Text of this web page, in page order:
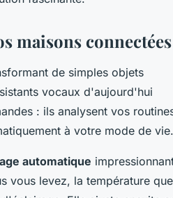
maisons connectées
de simples objets
vocaux d'aujourd'hui
: ils analysent vos
à votre mode de vie.
automatique
vous levez, la température que